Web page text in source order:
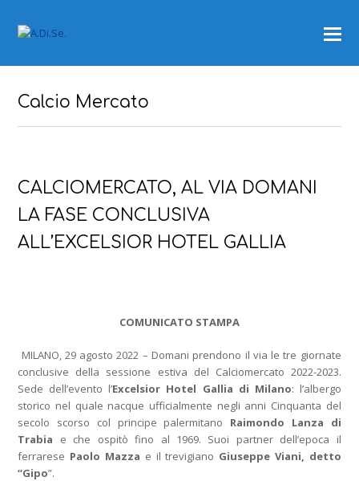
Calcio Mercato
CALCIOMERCATO, AL VIA DOMANI
LA FASE CONCLUSIVA
ALL’EXCELSIOR HOTEL GALLIA
COMUNICATO STAMPA
MILANO, 29 agosto 2022 – Domani prendono il via le tre giornate
conclusive della sessione estiva del Calciomercato 2022-2023.
Sede dell’evento l’Excelsior Hotel Gallia di Milano: l’albergo
storico nel quale nacque ufficialmente negli anni Cinquanta del
secolo scorso col principe palermitano Raimondo Lanza di
Trabia e che ospitò fino al 1969. Suoi partner dell’epoca il
ferrarese Paolo Mazza e il trevigiano Giuseppe Viani, detto
“Gipo”.